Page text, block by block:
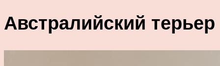
Австралийский терьер